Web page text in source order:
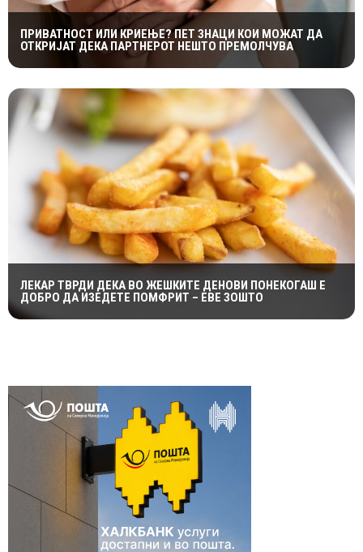
ПРИВАТНОСТ ИЛИ КРИЕЊЕ? ПЕТ ЗНАЦИ КОИ МОЖАТ ДА
ОТКРИЈАТ ДЕКА ПАРТНЕРОТ НЕШТО ПРЕМОЛЧУВА
ЛЕКАР ТВРДИ ДЕКА ВО ЖЕШКИТЕ ДЕНОВИ ПОНЕКОГАШ Е
ДОБРО ДА ИЗЕДЕТЕ ПОМФРИТ – ЕВЕ ЗОШТО